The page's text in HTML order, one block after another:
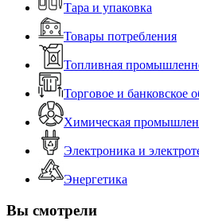
Тара и упаковка
Товары потребления
Топливная
Торговое и банковское
Химическая
Электроника и
Энергетика
Вы смотрели